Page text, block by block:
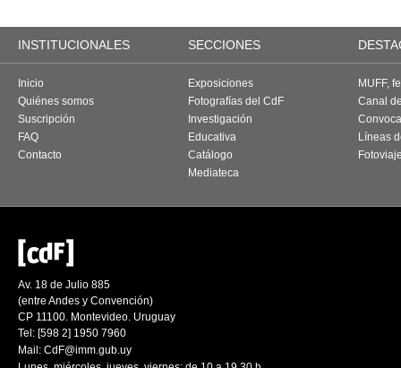
INSTITUCIONALES SECCIONES
Inicio
Quiénes somos
Suscripción
FAQ
Contacto
Exposiciones
Fotografías del CdF
Investigación
Educativa
Catálogo
Mediateca
MUFF,
Canal
Líneas
Av. 18 de Julio 885
(entre Andes y Convención)
CP 11100. Montevideo. Uruguay
Tel: [598 2] 1950 7960
Mail: CdF@imm.gub.uy